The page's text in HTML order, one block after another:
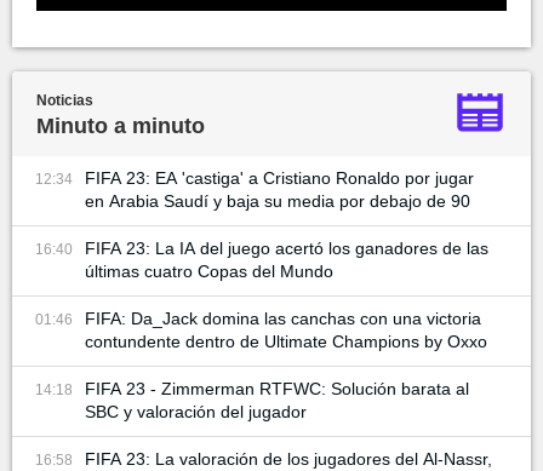
Noticias
Minuto a minuto
12:34
FIFA 23: EA 'castiga' a Cristiano Ronaldo por jugar
en Arabia Saudí y baja su media por debajo de 90
16:40
FIFA 23: La IA del juego acertó los ganadores de las
últimas cuatro Copas del Mundo
01:46
FIFA: Da_Jack domina las canchas con una victoria
contundente dentro de Ultimate Champions by Oxxo
14:18
FIFA 23 - Zimmerman RTFWC: Solución barata al
SBC y valoración del jugador
16:58
FIFA 23: La valoración de los jugadores del Al-Nassr,